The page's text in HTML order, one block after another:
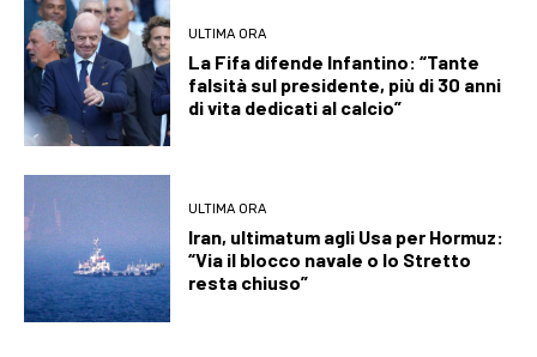
ULTIMA ORA
La Fifa difende Infantino: “Tante
falsità sul presidente, più di 30 anni
di vita dedicati al calcio”
ULTIMA ORA
Iran, ultimatum agli Usa per Hormuz:
“Via il blocco navale o lo Stretto
resta chiuso”